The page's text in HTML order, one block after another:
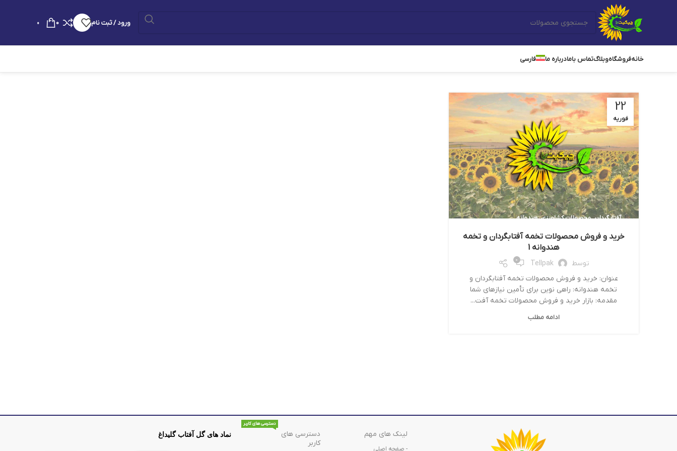
ورود / ثبت نام 0
0
خانهفروشگاهوبلاگتماس بامادرباره ما فارسی
22
فوریه
آفتابگردان,محصولات کشاورزی,هندوانه
خرید و فروش محصولات تخمه آفتابگردان و تخمه
هندوانه 1
توسط Tellpak
0
عنوان: خرید و فروش محصولات تخمه آفتابگردان و
تخمه هندوانه: راهی نوین برای تأمین نیازهای شما
مقدمه: بازار خرید و فروش محصولات تخمه آفت...
ادامه مطلب
لینک های مهم
- صفحه اصلی
دسترسی های
کاربر
دسترسی های کاربر
نماد های گل آفتاب گلیداغ